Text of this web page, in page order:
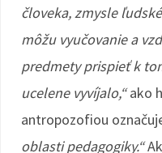
človeka, zmysle
môžu vyučovanie a
predmety prispieť k
ucelene vyvíjalo,“ako
antropozofiou
oblasti pedagogiky.“